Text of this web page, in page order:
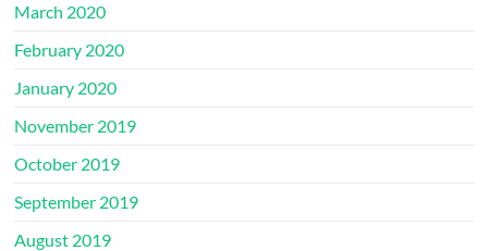
March 2020
February 2020
January 2020
November 2019
October 2019
September 2019
August 2019